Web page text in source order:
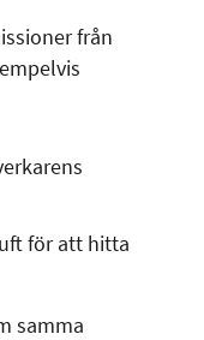
från
för att hitta
samma